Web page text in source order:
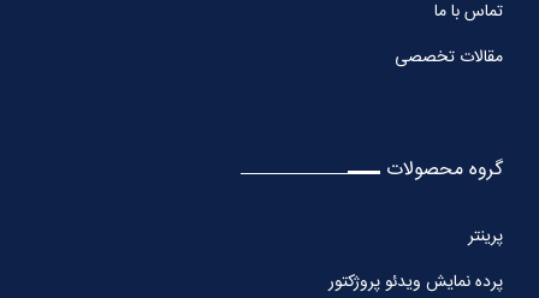
تماس با ما
مقالات تخصصی
گروه محصولات
پرینتر
پرده نمایش ویدئو پروژکتور